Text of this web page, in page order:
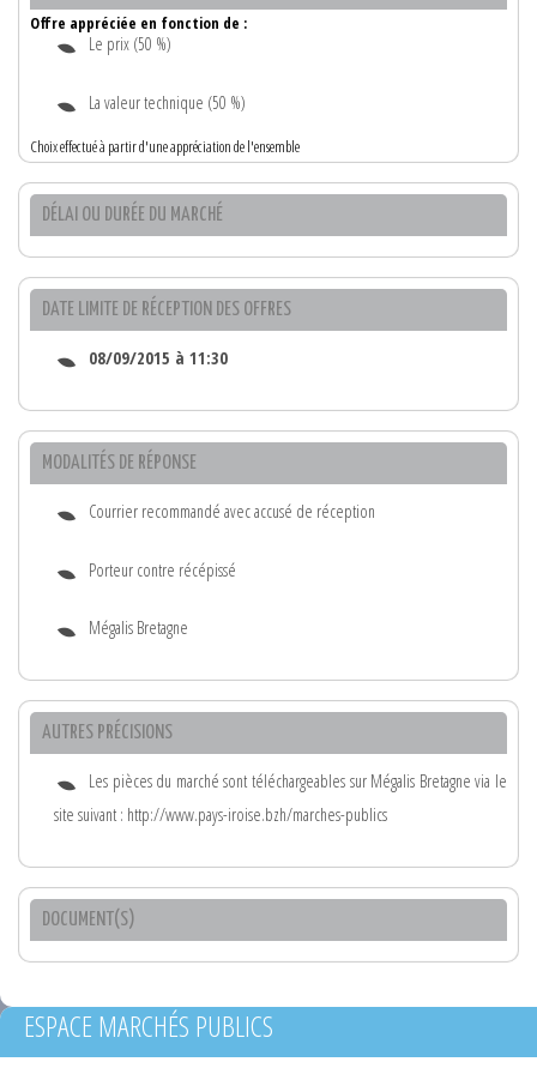
Offre appréciée en fonction de :
Le prix (50 %)
La valeur technique (50 %)
Choix effectué à partir d'une appréciation de l'ensemble
DÉLAI OU DURÉE DU MARCHÉ
DATE LIMITE DE RÉCEPTION DES OFFRES
08/09/2015 à 11:30
MODALITÉS DE RÉPONSE
Courrier recommandé avec accusé de réception
Porteur contre récépissé
Mégalis Bretagne
AUTRES PRÉCISIONS
Les pièces du marché sont téléchargeables sur Mégalis Bretagne via le
site suivant : http://www.pays-iroise.bzh/marches-publics
DOCUMENT(S)
ESPACE MARCHÉS PUBLICS